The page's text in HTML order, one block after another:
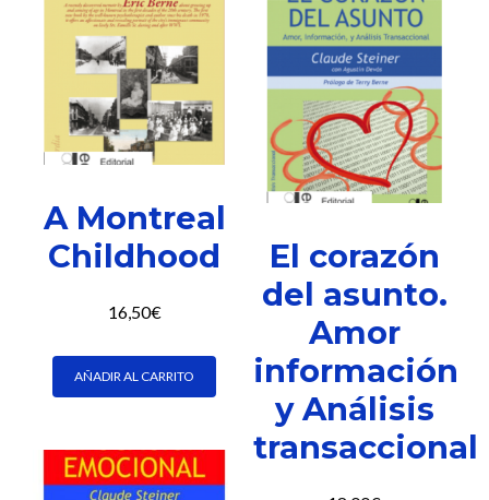
A Montreal
Childhood
16,50€
AÑADIR AL CARRITO
El corazón
del asunto.
Amor
información
y Análisis
transaccional